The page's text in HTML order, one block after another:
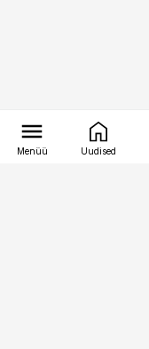
Menüü Uudised